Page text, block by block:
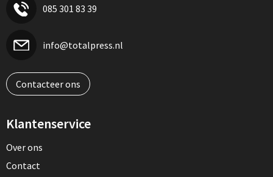
085 301 83 39
info@totalpress.nl
Contacteer ons
Klantenservice
Over ons
Contact